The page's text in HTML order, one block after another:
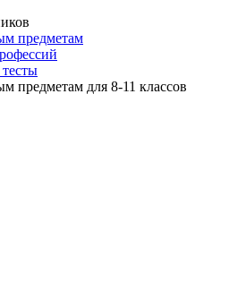
предметам
предметам для 8-11 классов